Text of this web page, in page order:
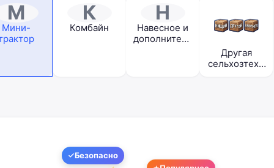
М
Мини-
К
Комбайн
Н
Навесное и
дополнитель
Другая
сельхозтехн
Безопасно
Добро пожаловать!